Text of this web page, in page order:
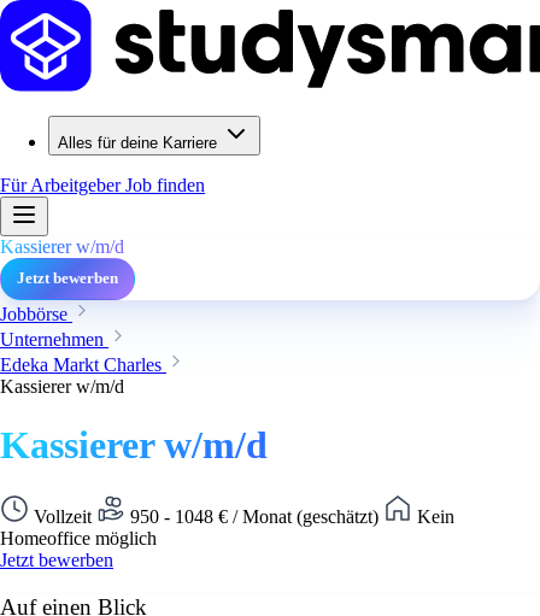
Alles für deine Karriere
Für ArbeitgeberJob finden
Kassierer w/m/d
Jetzt bewerben
Jobbörse
Unternehmen
Edeka Markt Charles
Kassierer w/m/d
Kassierer w/m/d
Vollzeit 950 - 1048 € / Monat (geschätzt)
Kein
Homeoffice möglich
Jetzt bewerben
Auf einen Blick